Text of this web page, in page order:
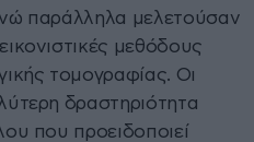
παράλληλα μελετούσαν
μεθόδους
τομογραφίας. Οι
δραστηριότητα
που προειδοποιεί